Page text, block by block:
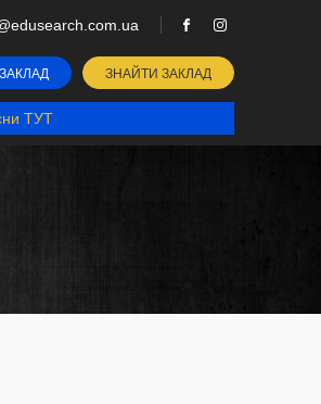
ЗНАЙТИ ЗАКЛАД
ТУТ